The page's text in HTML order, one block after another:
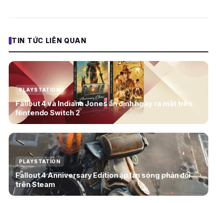
TIN TỨC LIÊN QUAN
PLAYSTATION
Fallout 4 và Indiana Jones ấn định ngày ra mắt trên
Nintendo Switch 2
PLAYSTATION
Fallout 4 Anniversary Edition ặp làn sóng phản đối
trên Steam